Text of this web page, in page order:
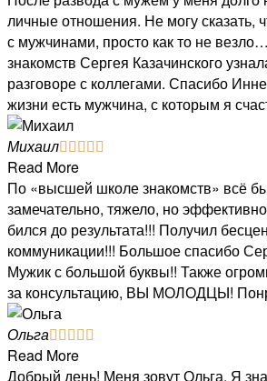
личные отношения. Не могу сказать,
с мужчинами, просто как то не
знакомств Сергея Казачинского
разговоре с коллегами. Спасибо
жизни есть мужчина, с которым я
Михаил    
Read More
По «высшей школе знакомств» всё
замечательно, тяжело, но
бился до результата!!! Получил
коммуникации!!! Большое спасибо
Мужик с большой буквы!! Также
за консультацию, ВЫ МОЛОДЦЫ!
Ольга    
Read More
Добрый день! Меня зовут Ольга. Я